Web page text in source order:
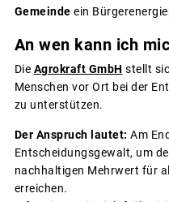
Gemeinde ein
An wen kann ich
Die Agrokraft GmbH stellt
Menschen vor Ort bei der
zu unterstützen.
Der Anspruch lautet: Am
Entscheidungsgewalt, um
nachhaltigen Mehrwert für
erreichen.